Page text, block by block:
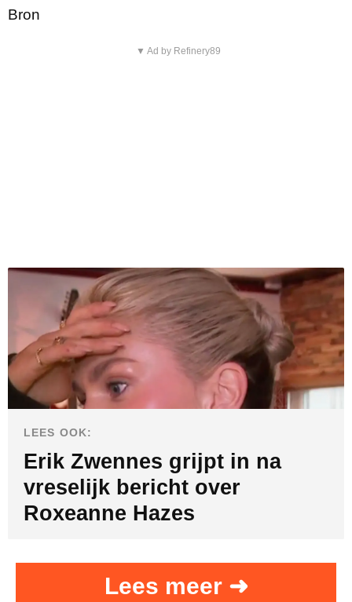
Bron
▼ Ad by Refinery89
LEES OOK:
Erik Zwennes grijpt in na
vreselijk bericht over
Roxeanne Hazes
Lees meer ➜